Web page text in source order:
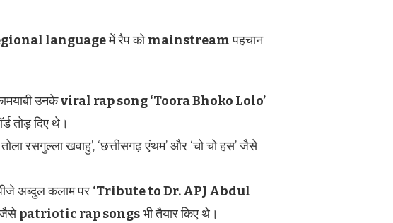
languageमें रैप कोmainstreamपहचान
उनकेviral rap song ‘Toora Bhoko Lolo’
तोड़ दिए थे।
रसगुल्ला खवाहु’, ‘छत्तीसगढ़ एंथम’ और ‘चो चो हस’ जैसे
अब्दुल कलाम पर ‘Tribute to Dr. APJ Abdul
जैसेpatriotic rap songsभी तैयार किए थे।